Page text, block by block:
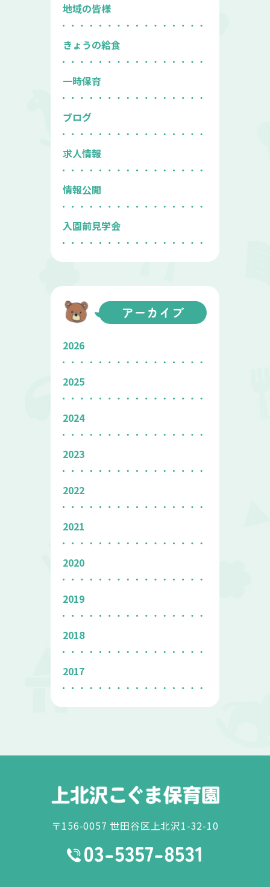
地域の皆様
きょうの給食
一時保育
ブログ
求人情報
情報公開
入園前見学会
アーカイブ
2026
2025
2024
2023
2022
2021
2020
2019
2018
2017
〒156-0057 世田谷区上北沢1-32-10